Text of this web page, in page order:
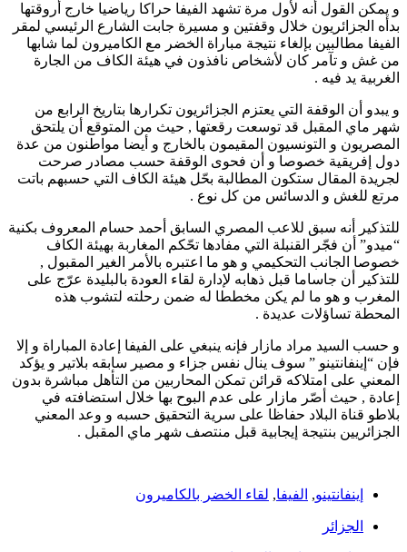
و يمكن القول أنه لأول مرة تشهد الفيفا حراكا رياضيا خارج أروقتها
بدأه الجزائريون خلال وقفتين و مسيرة جابت الشارع الرئيسي لمقر
الفيفا مطالبين بإلغاء نتيجة مباراة الخضر مع الكاميرون لما شابها
من غش و تآمر كان لأشخاص نافذون في هيئة الكاف من الجارة
الغربية يد فيه .
و يبدو أن الوقفة التي يعتزم الجزائريون تكرارها بتاريخ الرابع من
شهر ماي المقبل قد توسعت رقعتها , حيث من المتوقع أن يلتحق
المصريون و التونسيون المقيمون بالخارج و أيضا مواطنون من عدة
دول إفريقية خصوصا و أن فحوى الوقفة حسب مصادر صرحت
لجريدة المقال ستكون المطالبة بحّل هيئة الكاف التي حسبهم باتت
مرتع للغش و الدسائس من كل نوع .
للتذكير أنه سبق للاعب المصري السابق أحمد حسام المعروف بكنية
“ميدو” أن فجّر القنبلة التي مفادها تحّكم المغاربة بهيئة الكاف
خصوصا الجانب التحكيمي و هو ما اعتبره بالأمر الغير المقبول ,
للتذكير أن جاساما قبل ذهابه لإدارة لقاء العودة بالبليدة عرّج على
المغرب و هو ما لم يكن مخططا له ضمن رحلته لتشوب هذه
المحطة تساؤلات عديدة .
و حسب السيد مراد مازار فإنه ينبغي على الفيفا إعادة المباراة و إلا
فإن “إينفانتينو ” سوف ينال نفس جزاء و مصير سابقه بلاتير و يؤكد
المعني على امتلاكه قرائن تمكن المحاربين من التأهل مباشرة بدون
إعادة , حيث أصّر مازار على عدم البوح بها خلال استضافته في
بلاطو قناة البلاد حفاظا على سرية التحقيق حسبه و وعد المعني
الجزائريين بنتيجة إيجابية قبل منتصف شهر ماي المقبل .
إينفانتينو, الفيفا, لقاء الخضر بالكاميرون
الجزائر